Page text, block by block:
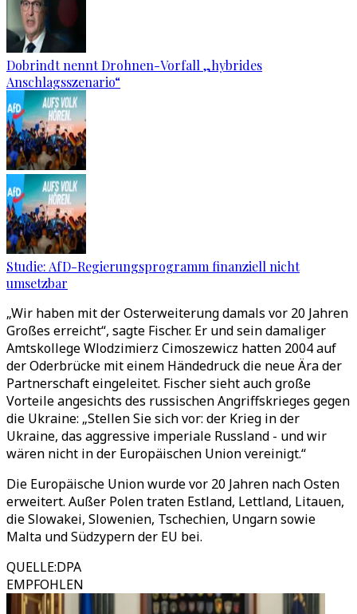
Dobrindt nennt Drohnen-Vorfall „hybrides
Anschlagsszenario“
Studie: AfD-Regierungsprogramm finanziell nicht
umsetzbar
„Wir haben mit der Osterweiterung damals vor 20 Jahren
Großes erreicht“, sagte Fischer. Er und sein damaliger
Amtskollege Wlodzimierz Cimoszewicz hatten 2004 auf
der Oderbrücke mit einem Händedruck die neue Ära der
Partnerschaft eingeleitet. Fischer sieht auch große
Vorteile angesichts des russischen Angriffskrieges gegen
die Ukraine: „Stellen Sie sich vor: der Krieg in der
Ukraine, das aggressive imperiale Russland - und wir
wären nicht in der Europäischen Union vereinigt.“
Die Europäische Union wurde vor 20 Jahren nach Osten
erweitert. Außer Polen traten Estland, Lettland, Litauen,
die Slowakei, Slowenien, Tschechien, Ungarn sowie
Malta und Südzypern der EU bei.
QUELLE:DPA
EMPFOHLEN